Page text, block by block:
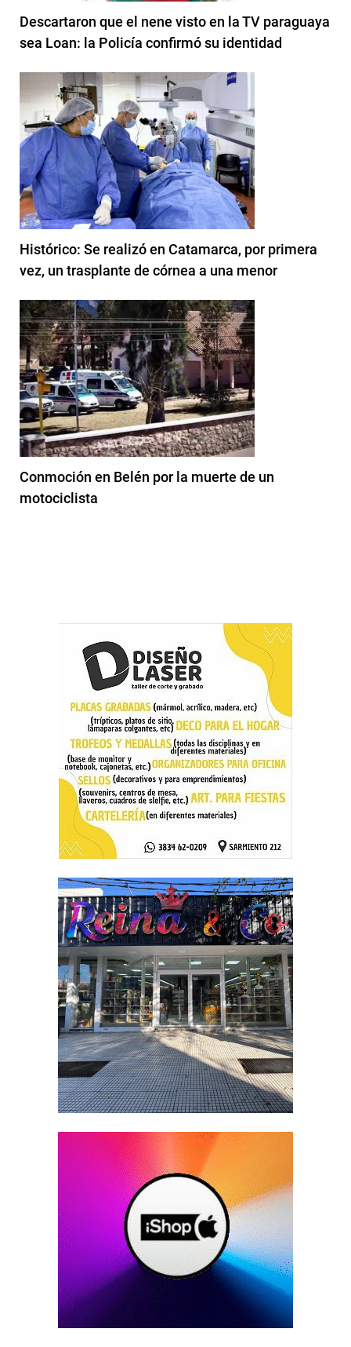
Descartaron que el nene visto en la TV paraguaya
sea Loan: la Policía confirmó su identidad
Histórico: Se realizó en Catamarca, por primera
vez, un trasplante de córnea a una menor
Conmoción en Belén por la muerte de un
motociclista